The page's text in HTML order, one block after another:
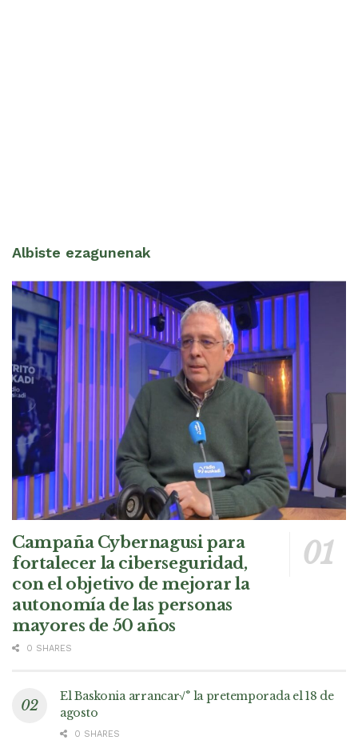
Albiste ezagunenak
Campaña Cybernagusi para
fortalecer la ciberseguridad,
con el objetivo de mejorar la
autonomía de las personas
mayores de 50 años
0 SHARES
El Baskonia arrancar√° la pretemporada el 18 de
agosto
0 SHARES